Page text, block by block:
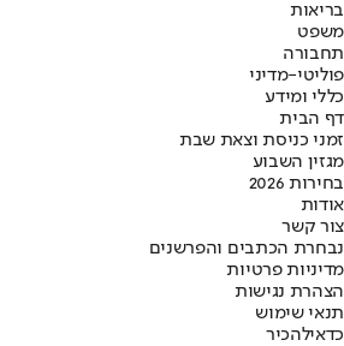
בריאות
משפט
תחבורה
פוליטי-מדיני
כללי ומידע
דף הבית
זמני כניסת וצאת שבת
מגזין השבוע
בחירות 2026
אודות
צור קשר
נבחרת הכתבים והפרשנים
מדיניות פרטיות
הצהרת נגישות
תנאי שימוש
כדאילהכיר